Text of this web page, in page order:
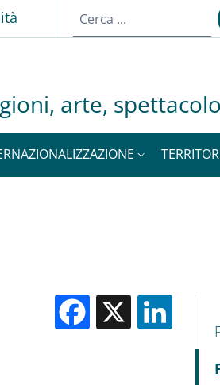
arte, spettacolo
Facebook
X